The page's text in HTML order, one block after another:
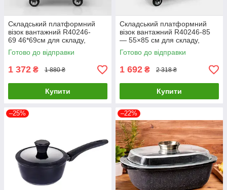
Складський платформний
візок вантажний R40246-
69 46*69см для складу,
магазину та офісу на колесах
Готово до відправки
1 372 ₴ 1 880 ₴
Купити
Складський платформний
візок вантажний R40246-85
— 55×85 см для складу,
магазину та офісу на колесах
Готово до відправки
1 692 ₴ 2 318 ₴
Купити
–25% –22%